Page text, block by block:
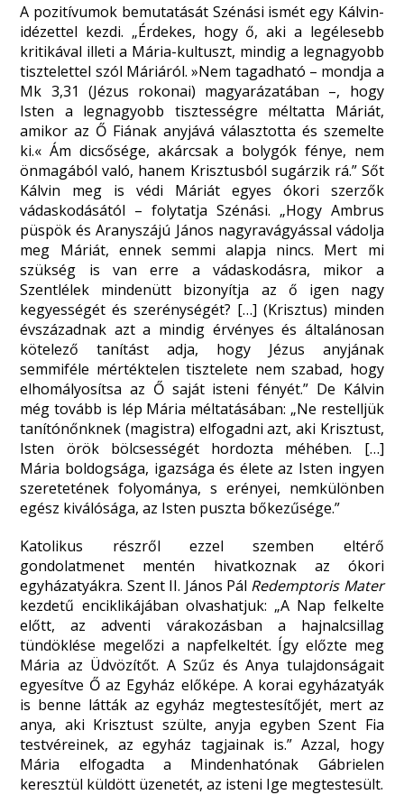
A pozitívumok bemutatását Szénási ismét egy Kálvin-
idézettel kezdi. „Érdekes, hogy ő, aki a legélesebb
kritikával illeti a Mária-kultuszt, mindig a legnagyobb
tisztelettel szól Máriáról. »Nem tagadható – mondja a
Mk 3,31 (Jézus rokonai) magyarázatában –, hogy
Isten a legnagyobb tisztességre méltatta Máriát,
amikor az Ő Fiának anyjává választotta és szemelte
ki.« Ám dicsősége, akárcsak a bolygók fénye, nem
önmagából való, hanem Krisztusból sugárzik rá.” Sőt
Kálvin meg is védi Máriát egyes ókori szerzők
vádaskodásától – folytatja Szénási. „Hogy Ambrus
püspök és Aranyszájú János nagyravágyással vádolja
meg Máriát, ennek semmi alapja nincs. Mert mi
szükség is van erre a vádaskodásra, mikor a
Szentlélek mindenütt bizonyítja az ő igen nagy
kegyességét és szerénységét? […] (Krisztus) minden
évszázadnak azt a mindig érvényes és általánosan
kötelező tanítást adja, hogy Jézus anyjának
semmiféle mértéktelen tisztelete nem szabad, hogy
elhomályosítsa az Ő saját isteni fényét.” De Kálvin
még tovább is lép Mária méltatásában: „Ne restelljük
tanítónőnknek (magistra) elfogadni azt, aki Krisztust,
Isten örök bölcsességét hordozta méhében. […]
Mária boldogsága, igazsága és élete az Isten ingyen
szeretetének folyománya, s erényei, nemkülönben
egész kiválósága, az Isten puszta bőkezűsége.”
Katolikus részről ezzel szemben eltérő
gondolatmenet mentén hivatkoznak az ókori
egyházatyákra. Szent II. János Pál Redemptoris Mater
kezdetű enciklikájában olvashatjuk: „A Nap felkelte
előtt, az adventi várakozásban a hajnalcsillag
tündöklése megelőzi a napfelkeltét. Így előzte meg
Mária az Üdvözítőt. A Szűz és Anya tulajdonságait
egyesítve Ő az Egyház előképe. A korai egyházatyák
is benne látták az egyház megtestesítőjét, mert az
anya, aki Krisztust szülte, anyja egyben Szent Fia
testvéreinek, az egyház tagjainak is.” Azzal, hogy
Mária elfogadta a Mindenhatónak Gábrielen
keresztül küldött üzenetét, az isteni Ige megtestesült.